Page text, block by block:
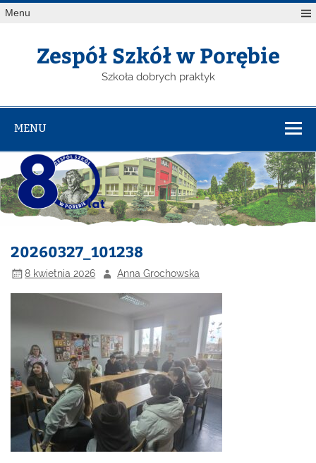
Menu
Zespół Szkół w Porębie
Szkoła dobrych praktyk
MENU
20260327_101238
8 kwietnia 2026 Anna Grochowska